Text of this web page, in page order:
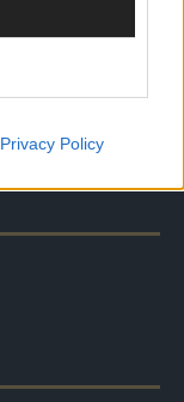
Privacy Policy